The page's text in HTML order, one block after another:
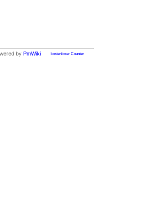
kostenloser Counter
by PmWiki